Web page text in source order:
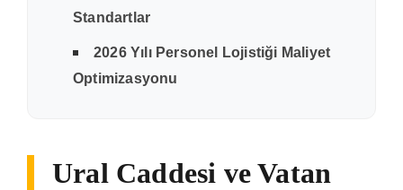
Standartlar
2026 Yılı Personel Lojistiği Maliyet
Optimizasyonu
Ural Caddesi ve Vatan